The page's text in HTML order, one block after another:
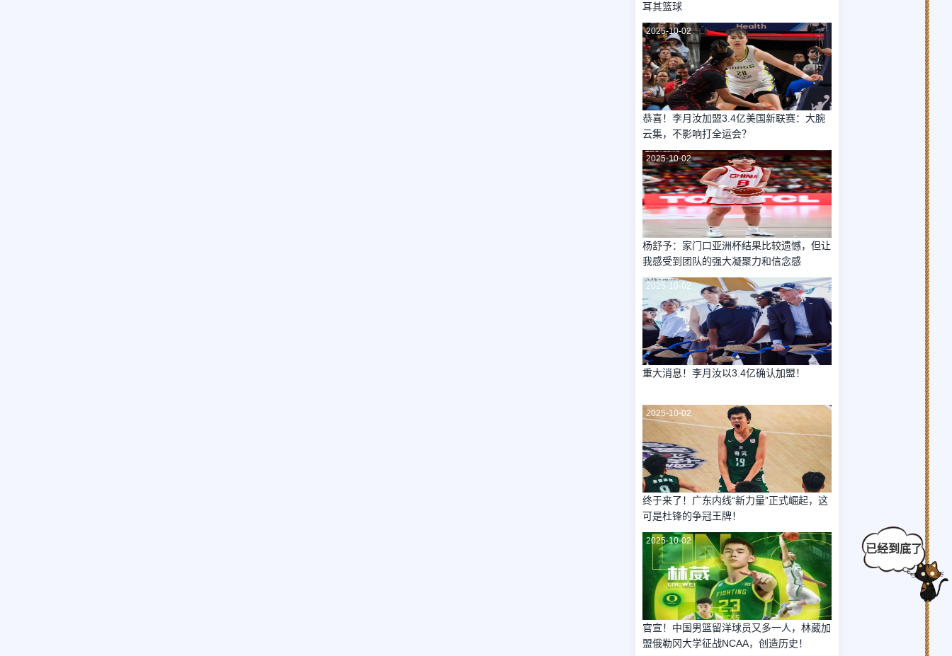
耳其篮球
2025-10-02
恭喜！李月汝加盟3.4亿美国新联赛：大腕
云集，不影响打全运会？
2025-10-02
杨舒予：家门口亚洲杯结果比较遗憾，但让
我感受到团队的强大凝聚力和信念感
2025-10-02
重大消息！李月汝以3.4亿确认加盟！
2025-10-02
终于来了！广东内线“新力量”正式崛起，这
可是杜锋的争冠王牌！
2025-10-02
官宣！中国男篮留洋球员又多一人，林葳加
盟俄勒冈大学征战NCAA，创造历史！